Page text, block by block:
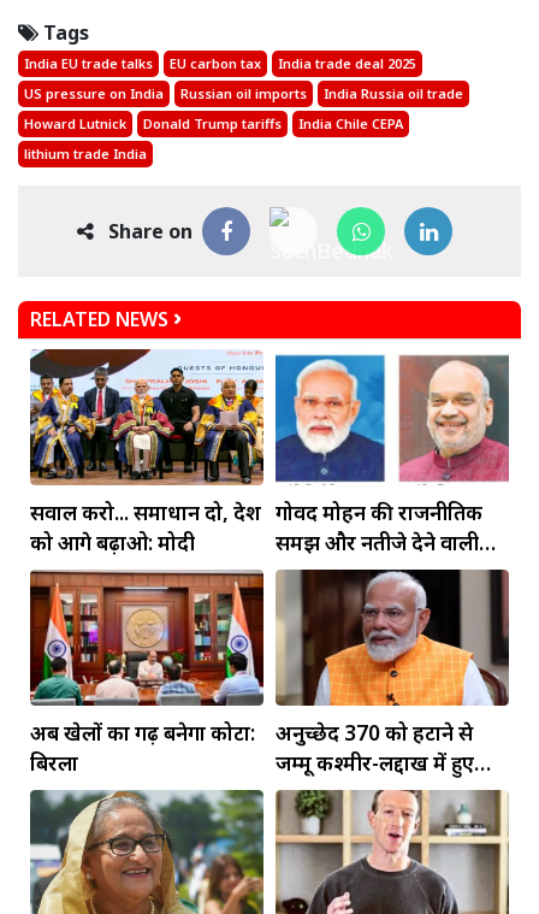
Tags
India EU trade talks EU carbon tax
India trade deal 2025
US pressure on India
Russian oil imports
India Russia oil trade
Howard Lutnick
Donald Trump tariffs
India Chile CEPA
lithium trade India
Share on
RELATED NEWS
सवाल करो... समाधान दो, देश
को आगे बढ़ाओ: मोदी
गोविंद मोहन की राजनीतिक
समझ और नतीजे देने वाली
कार्यशैली ने अमित शाह का
जीता भरोसा: डॉ. जगदीश चंद्र
अब खेलों का गढ़ बनेगा कोटा:
बिरला
अनुच्छेद 370 को हटाने से
जम्मू कश्मीर-लद्दाख में हुए
व्यापक बदलाव: PM मोदी